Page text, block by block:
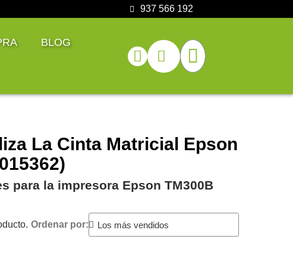
937 566 192
BLOG
La Cinta Matricial Epson
para la impresora Epson TM300B
Ordenar por: